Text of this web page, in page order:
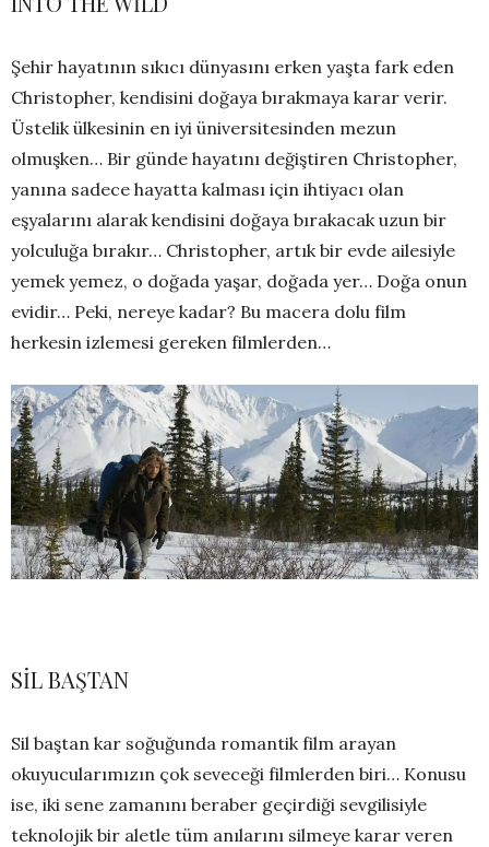
Şehir hayatının sıkıcı dünyasını erken yaşta fark eden
Christopher, kendisini doğaya bırakmaya karar verir.
Üstelik ülkesinin en iyi üniversitesinden mezun
olmuşken… Bir günde hayatını değiştiren Christopher,
yanına sadece hayatta kalması için ihtiyacı olan
eşyalarını alarak kendisini doğaya bırakacak uzun bir
yolculuğa bırakır… Christopher, artık bir evde ailesiyle
yemek yemez, o doğada yaşar, doğada yer… Doğa onun
evidir… Peki, nereye kadar? Bu macera dolu film
herkesin izlemesi gereken filmlerden…
SİL BAŞTAN
Sil baştan kar soğuğunda romantik film arayan
okuyucularımızın çok seveceği filmlerden biri… Konusu
ise, iki sene zamanını beraber geçirdiği sevgilisiyle
teknolojik bir aletle tüm anılarını silmeye karar veren